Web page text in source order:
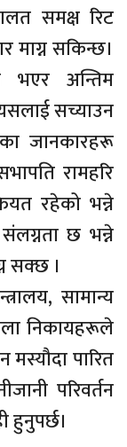
समक्ष रिट
माग्न सकिन्छ।
भएर अन्तिम
सच्याउन
जानकारहरू
रामहरि
रहेको भन्ने
छ भन्ने
सक्छ ।
सामान्य
निकायहरूले
मस्यौदा पारित
परिवर्तन
हुनुपर्छ।